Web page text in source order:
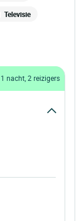
Televisie
1 nacht, 2 reizigers